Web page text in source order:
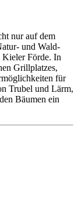
nur auf dem
und Wald-
Förde. In
Grillplatzes,
für
Trubel und Lärm,
Bäumen ein